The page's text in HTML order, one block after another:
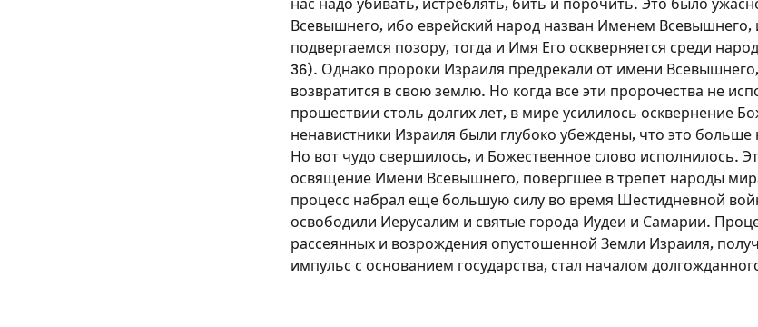
нас надо убивать, истреблять, бить и порочить. Это было
Всевышнего, ибо еврейский народ назван Именем Всевышнего,
подвергаемся позору, тогда и Имя Его оскверняется среди
36). Однако пророки Израиля предрекали от имени
возвратится в свою землю. Но когда все эти пророчества не
прошествии столь долгих лет, в мире усилилось осквернение
ненавистники Израиля были глубоко убеждены, что это больше
Но вот чудо свершилось, и Божественное слово исполнилось.
освящение Имени Всевышнего, повергшее в трепет народы
процесс набрал еще большую силу во время Шестидневной
освободили Иерусалим и святые города Иудеи и Самарии.
рассеянных и возрождения опустошенной Земли Израиля,
импульс с основанием государства, стал началом